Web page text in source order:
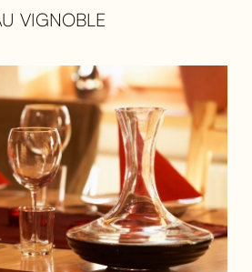
VIGNOBLE